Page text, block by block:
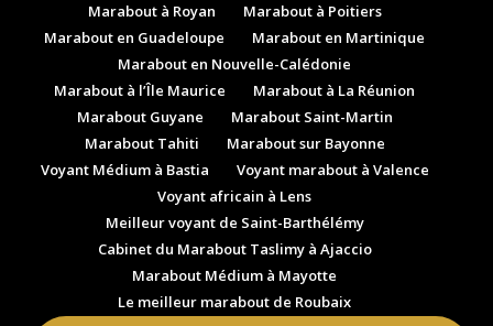
Marabout à Royan
Marabout à Poitiers
Marabout en Guadeloupe
Marabout en Martinique
Marabout en Nouvelle-Calédonie
Marabout à l’Île Maurice
Marabout à La Réunion
Marabout Guyane
Marabout Saint-Martin
Marabout Tahiti
Marabout sur Bayonne
Voyant Médium à Bastia
Voyant marabout à Valence
Voyant africain à Lens
Meilleur voyant de Saint-Barthélémy
Cabinet du Marabout Taslimy à Ajaccio
Marabout Médium à Mayotte
Le meilleur marabout de Roubaix